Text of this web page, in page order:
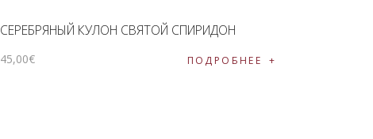
СЕРЕБРЯНЫЙ КУЛОН СВЯТОЙ СПИРИДОН
45,00€ ПОДРОБНЕЕ